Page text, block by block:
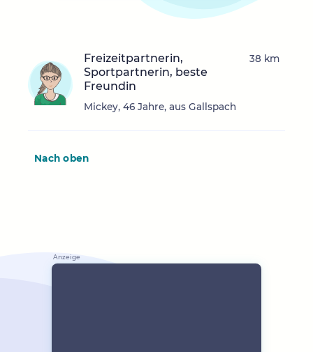
Freizeitpartnerin,
Sportpartnerin, beste
Freundin
Mickey, 46 Jahre, aus Gallspach
38 km
Nach oben